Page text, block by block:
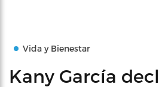
Vida y Bienestar
Kany García